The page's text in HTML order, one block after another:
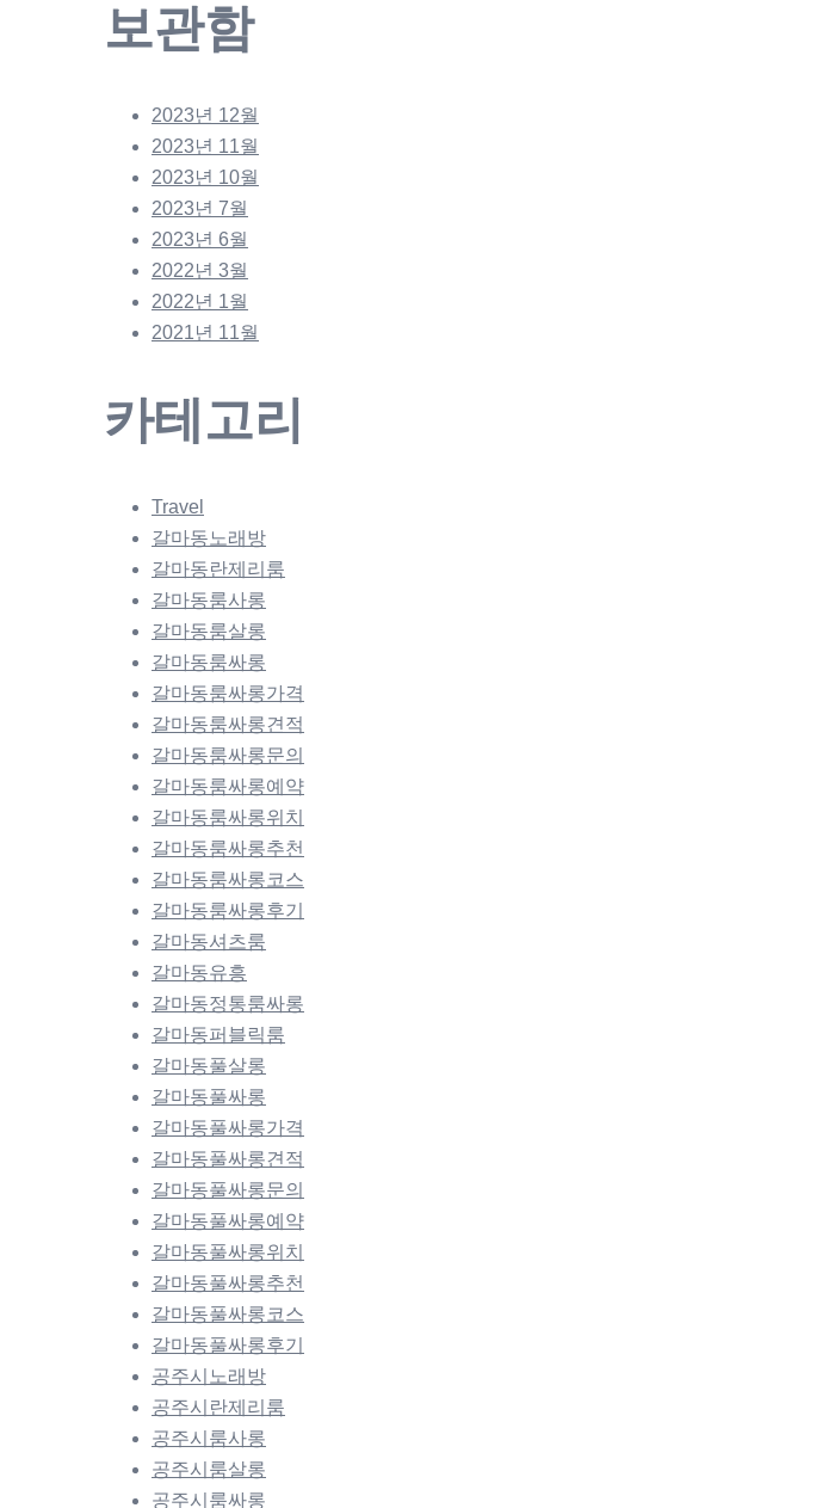
보관함
2023년 12월
2023년 11월
2023년 10월
2023년 7월
2023년 6월
2022년 3월
2022년 1월
2021년 11월
카테고리
Travel
갈마동노래방
갈마동란제리룸
갈마동룸사롱
갈마동룸살롱
갈마동룸싸롱
갈마동룸싸롱가격
갈마동룸싸롱견적
갈마동룸싸롱문의
갈마동룸싸롱예약
갈마동룸싸롱위치
갈마동룸싸롱추천
갈마동룸싸롱코스
갈마동룸싸롱후기
갈마동셔츠룸
갈마동유흥
갈마동정통룸싸롱
갈마동퍼블릭룸
갈마동풀살롱
갈마동풀싸롱
갈마동풀싸롱가격
갈마동풀싸롱견적
갈마동풀싸롱문의
갈마동풀싸롱예약
갈마동풀싸롱위치
갈마동풀싸롱추천
갈마동풀싸롱코스
갈마동풀싸롱후기
공주시노래방
공주시란제리룸
공주시룸사롱
공주시룸살롱
공주시룸싸롱